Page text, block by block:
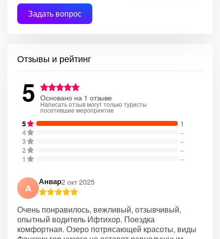
Задать вопрос
Отзывы и рейтинг
5 Основано на 1 отзыве
Написать отзыв могут только туристы
посетившие мероприятие
5
1
4
–
3
–
2
–
1
–
А
Анвар2 окт 2025
Очень понравилось, вежливый, отзывчивый,
опытный водитель Ифтихор. Поездка
комфортная. Озеро потрясающей красоты, виды